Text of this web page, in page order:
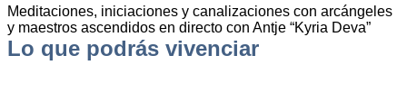
Meditaciones, iniciaciones y canalizaciones con arcángeles
y maestros ascendidos en directo con Antje “Kyria Deva”
Lo que podrás vivenciar